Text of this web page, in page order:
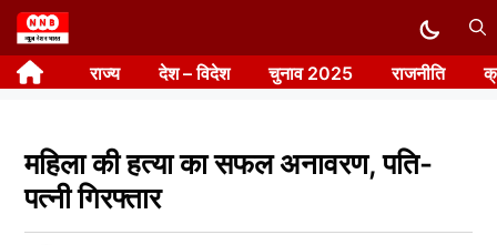
Skip
to
content राज्य देश – विदेश चुनाव 2025 राजनीति
महिला की हत्या का सफल अनावरण, पति-
पत्नी गिरफ्तार